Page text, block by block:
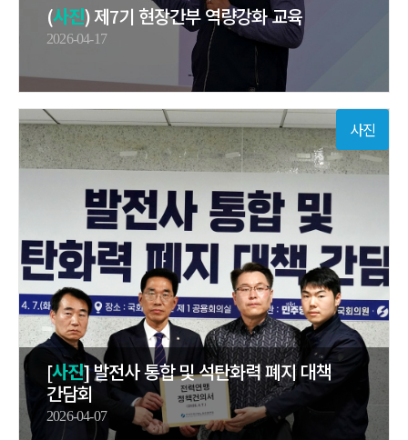
(사진) 제7기 현장간부 역량강화 교육
2026-04-17
사진
[사진] 발전사 통합 및 석탄화력 폐지 대책
간담회
2026-04-07